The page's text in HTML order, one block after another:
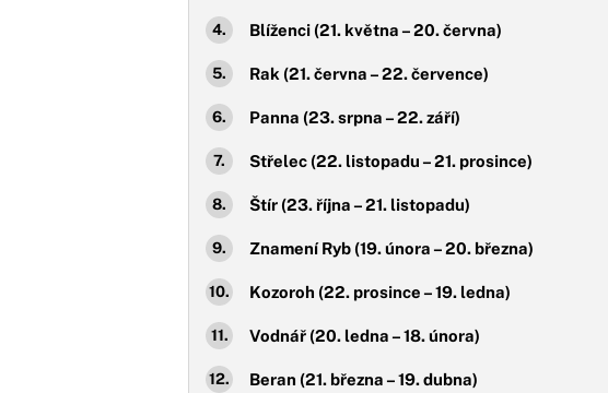
Blíženci (21. května – 20. června)
Rak (21. června – 22. července)
Panna (23. srpna – 22. září)
Střelec (22. listopadu – 21. prosince)
Štír (23. října – 21. listopadu)
Znamení Ryb (19. února – 20. března)
Kozoroh (22. prosince – 19. ledna)
Vodnář (20. ledna – 18. února)
Beran (21. března – 19. dubna)